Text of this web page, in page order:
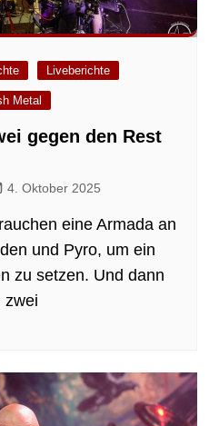
Liveberichte
Metal
gegen den Rest
4. Oktober 2025
eine Armada an
und Pyro, um ein
zu setzen. Und dann
zwei